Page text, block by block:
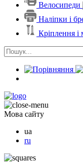
Велосипеди
Наліпки і
Кріплення і
Мова сайту
ua
ru